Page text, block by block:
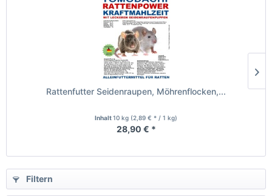
Rattenfutter Seidenraupen, Möhrenflocken,...
Inhalt10 kg (2,89 € * / 1 kg)
28,90 € *
Filtern